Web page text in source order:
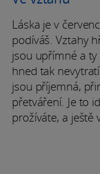
Láska je v
podíváš. Vztahy
jsou upřímné a
hned tak
jsou příjemná,
přetváření. Je to
prožíváte, a ještě